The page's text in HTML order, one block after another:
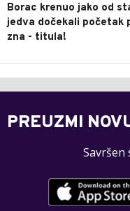
Borac krenuo jako od
jedva dočekali početak
zna - titula!
PREUZMI
Savršen